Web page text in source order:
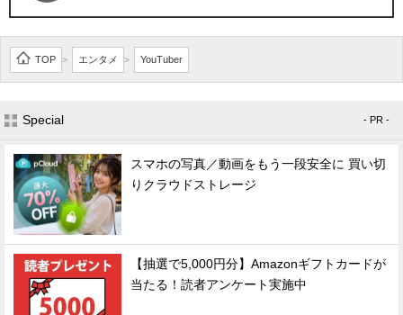
TOP > エンタメ > YouTuber
Special - PR -
スマホの写真／動画をもう一段安全に 買い切
りクラウドストレージ
【抽選で5,000円分】Amazonギフトカードが
当たる！読者アンケート実施中